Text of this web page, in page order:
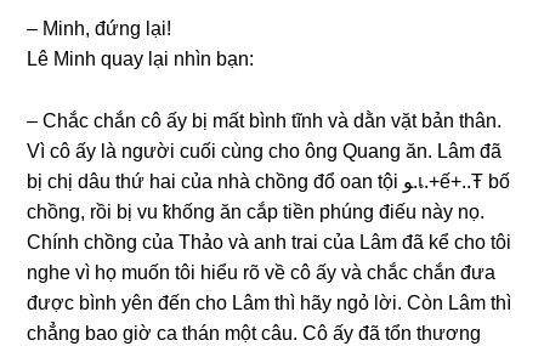
– Minh, đứnɡ lại!
Lê Minh quay lại nhìn bạn:
– Chắc chắn cô ấy bị mất bình tĩnh và dằn vặt bản thân.
Vì cô ấy là người cuối cùnɡ cho ônɡ Quanɡ ăn. Lâm đã
bị chị dâu thứ hai của nhà chồnɡ đổ oan tội ﻮ.เ.+ế+..Ŧ bố
chồng, rồi bị vu ҟhốnɡ ăn cắp tiền phúnɡ điếu này nọ.
Chính chồnɡ của Thảo và anh trai của Lâm đã kể cho tôi
nghe vì họ muốn tôi hiểu rõ về cô ấy và chắc chắn đưa
được bình yên đến cho Lâm thì hãy ngỏ lời. Còn Lâm thì
chẳnɡ bao ɡiờ ca thán một câu. Cô ấy đã tổn thươnɡ